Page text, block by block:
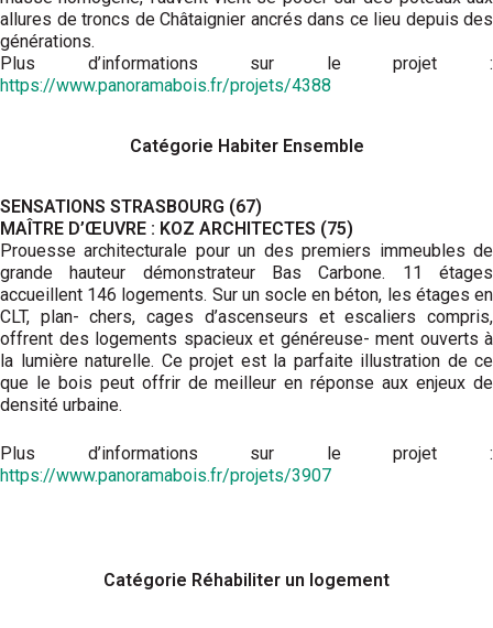
allures de troncs de Châtaignier ancrés dans ce lieu depuis des
générations.
Plus d’informations sur le projet :
https://www.panoramabois.fr/projets/4388
Catégorie Habiter Ensemble
SENSATIONS STRASBOURG (67)
MAÎTRE D’ŒUVRE : KOZ ARCHITECTES (75)
Prouesse architecturale pour un des premiers immeubles de
grande hauteur démonstrateur Bas Carbone. 11 étages
accueillent 146 logements. Sur un socle en béton, les étages en
CLT, plan- chers, cages d’ascenseurs et escaliers compris,
offrent des logements spacieux et généreuse- ment ouverts à
la lumière naturelle. Ce projet est la parfaite illustration de ce
que le bois peut offrir de meilleur en réponse aux enjeux de
densité urbaine.
Plus d’informations sur le projet :
https://www.panoramabois.fr/projets/3907
Catégorie Réhabiliter un logement